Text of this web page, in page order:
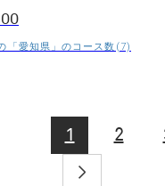
「愛知県」のコース数(7)
1 2